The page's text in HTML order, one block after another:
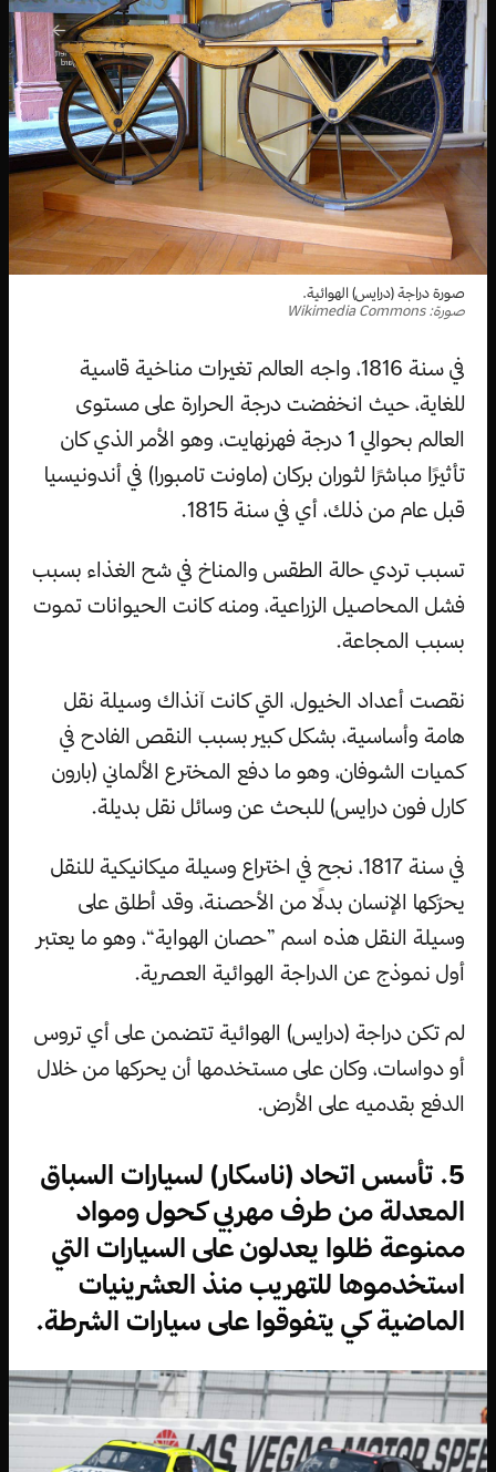
صورة دراجة (درايس) الهوائية.
صورة: Wikimedia Commons
في سنة 1816، واجه العالم تغيرات مناخية قاسية
للغاية، حيث انخفضت درجة الحرارة على مستوى
العالم بحوالي 1 درجة فهرنهايت، وهو الأمر الذي كان
تأثيرًا مباشرًا لثوران بركان (ماونت تامبورا) في أندونيسيا
قبل عام من ذلك، أي في سنة 1815.
تسبب تردي حالة الطقس والمناخ في شح الغذاء بسبب
فشل المحاصيل الزراعية، ومنه كانت الحيوانات تموت
بسبب المجاعة.
نقصت أعداد الخيول، التي كانت آنذاك وسيلة نقل
هامة وأساسية، بشكل كبير بسبب النقص الفادح في
كميات الشوفان، وهو ما دفع المخترع الألماني (بارون
كارل فون درايس) للبحث عن وسائل نقل بديلة.
في سنة 1817، نجح في اختراع وسيلة ميكانيكية للنقل
يحرّكها الإنسان بدلًا من الأحصنة، وقد أطلق على
وسيلة النقل هذه اسم ”حصان الهواية“، وهو ما يعتبر
أول نموذج عن الدراجة الهوائية العصرية.
لم تكن دراجة (درايس) الهوائية تتضمن على أي تروس
أو دواسات، وكان على مستخدمها أن يحركها من خلال
الدفع بقدميه على الأرض.
5. تأسس اتحاد (ناسكار) لسيارات السباق
المعدلة من طرف مهربي كحول ومواد
ممنوعة ظلوا يعدلون على السيارات التي
استخدموها للتهريب منذ العشرينيات
الماضية كي يتفوقوا على سيارات الشرطة.